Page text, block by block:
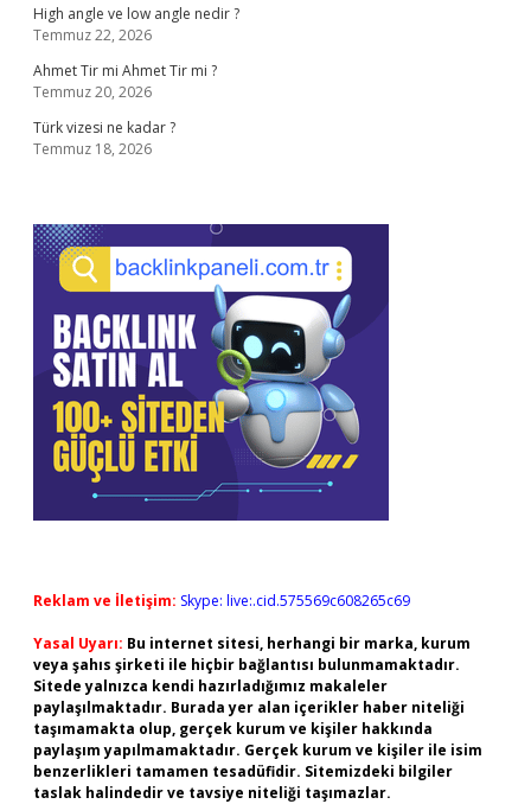
High angle ve low angle nedir ?
Temmuz 22, 2026
Ahmet Tir mi Ahmet Tir mi ?
Temmuz 20, 2026
Türk vizesi ne kadar ?
Temmuz 18, 2026
Reklam ve İletişim: Skype: live:.cid.575569c608265c69
Yasal Uyarı: Bu internet sitesi, herhangi bir marka, kurum
veya şahıs şirketi ile hiçbir bağlantısı bulunmamaktadır.
Sitede yalnızca kendi hazırladığımız makaleler
paylaşılmaktadır. Burada yer alan içerikler haber niteliği
taşımamakta olup, gerçek kurum ve kişiler hakkında
paylaşım yapılmamaktadır. Gerçek kurum ve kişiler ile isim
benzerlikleri tamamen tesadüfidir. Sitemizdeki bilgiler
taslak halindedir ve tavsiye niteliği taşımazlar.